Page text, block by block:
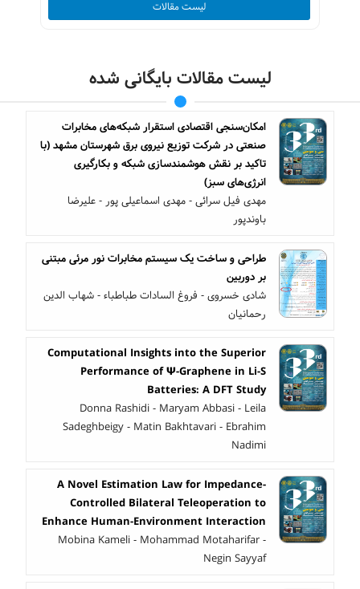
لیست مقالات
لیست مقالات بایگانی شده
امکان‌سنجی اقتصادی استقرار شبکه‌های مخابرات
صنعتی در شرکت توزیع نیروی برق شهرستان مشهد (با
تاکید بر نقش هوشمندسازی شبکه و بکارگیری
انرژی‌های سبز)
مهدی فیل سرائی - مهدی اسماعیلی پور - علیرضا
باوندپور
طراحی و ساخت یک سیستم مخابرات نور مرئی مبتنی
بر دوربین
شادی خسروی - فروغ السادات طباطباء - شهاب الدین
رحمانیان
Computational Insights into the Superior
Performance of ψ-Graphene in Li-S
Batteries: A DFT Study
Donna Rashidi - Maryam Abbasi - Leila
Sadeghbeigy - Matin Bakhtavari - Ebrahim
Nadimi
A Novel Estimation Law for Impedance-
Controlled Bilateral Teleoperation to
Enhance Human-Environment Interaction
Mobina Kameli - Mohammad Motaharifar -
Negin Sayyaf